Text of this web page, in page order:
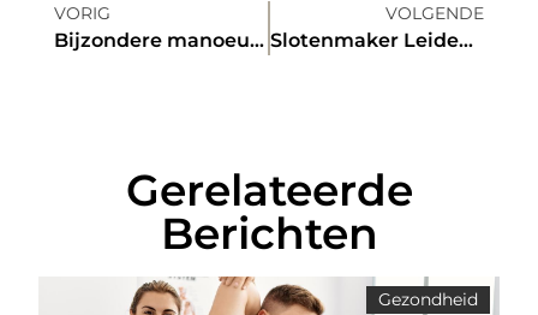
VORIG
Bijzondere manoeuvres met grote voertuigen
VOLGENDE
Slotenmaker Leiden is al onderweg naar u!
Gerelateerde
Berichten
Gezondheid